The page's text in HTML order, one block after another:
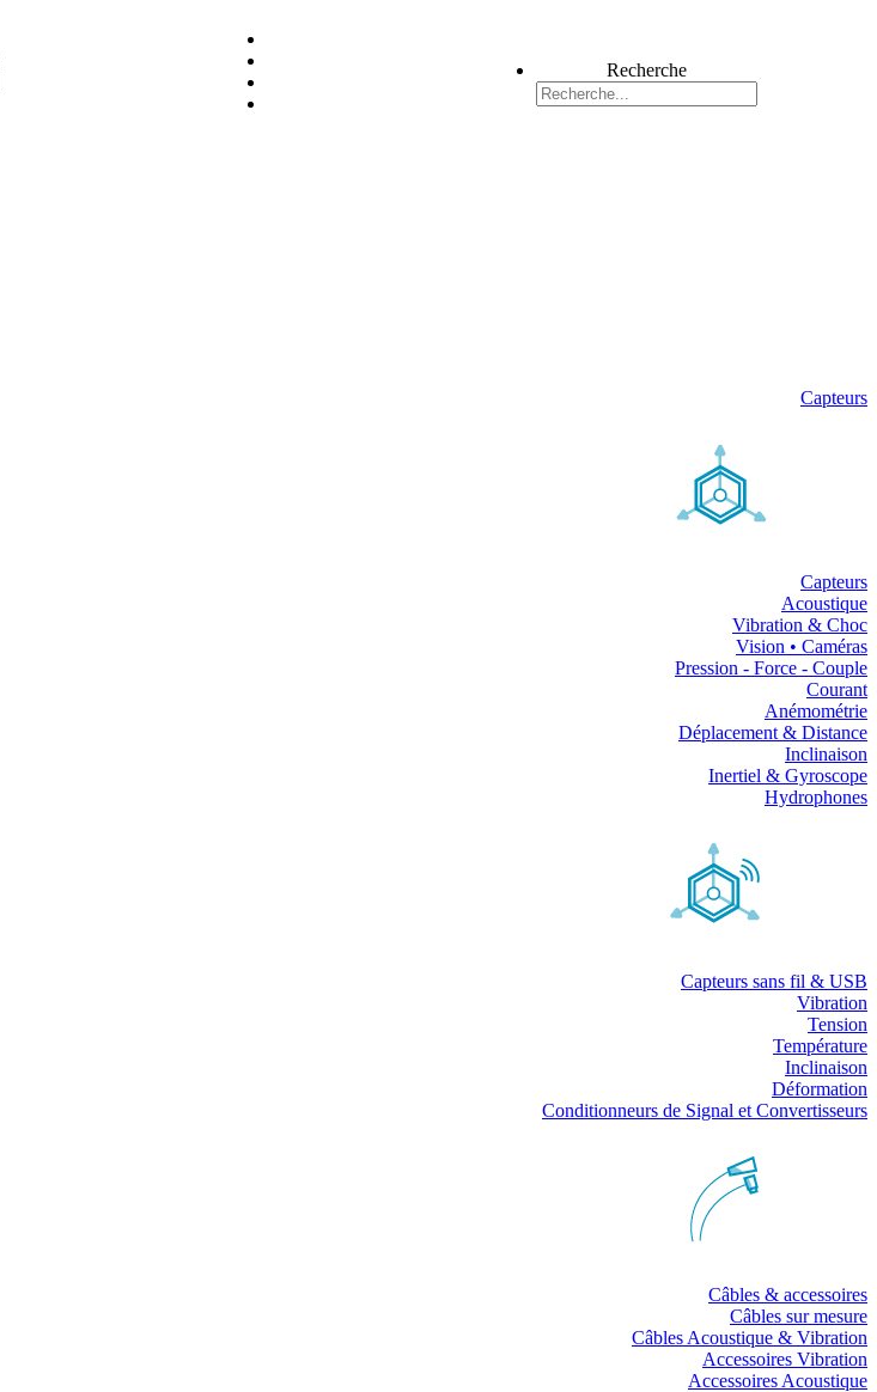
Recherche
Capteurs
Capteurs
Acoustique
Vibration & Choc
Vision • Caméras
Pression - Force - Couple
Courant
Anémométrie
Déplacement & Distance
Inclinaison
Inertiel & Gyroscope
Hydrophones
Capteurs sans fil & USB
Vibration
Tension
Température
Inclinaison
Déformation
Conditionneurs de Signal et Convertisseurs
Câbles & accessoires
Câbles sur mesure
Câbles Acoustique & Vibration
Accessoires Vibration
Accessoires Acoustique